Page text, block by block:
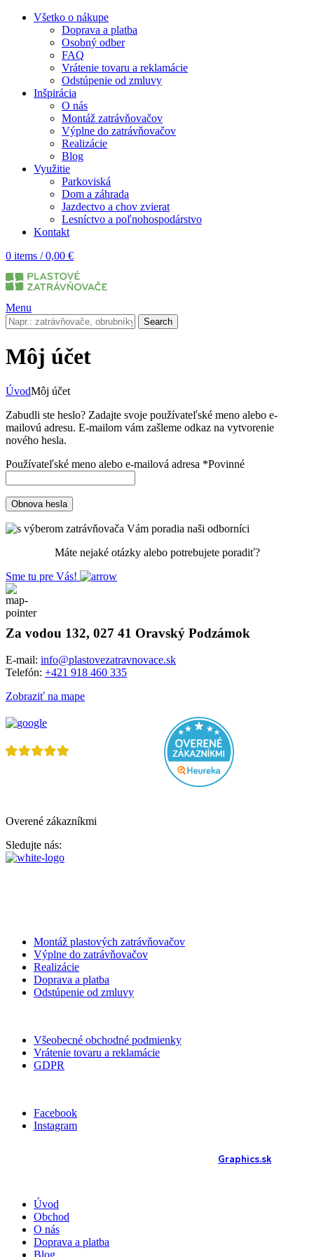
Všetko o nákupe
Doprava a platba
Osobný odber
FAQ
Vrátenie tovaru a reklamácie
Odstúpenie od zmluvy
Inšpirácia
O nás
Montáž zatrávňovačov
Výplne do zatrávňovačov
Realizácie
Blog
Využitie
Parkoviská
Dom a záhrada
Jazdectvo a chov zvierat
Lesníctvo a poľnohospodárstvo
Kontakt
0 items / 0,00 €
Menu
Search
Môj účet
ÚvodMôj účet
Zabudli ste heslo? Zadajte svoje používateľské meno alebo e-
mailovú adresu. E-mailom vám zašleme odkaz na vytvorenie
nového hesla.
Používateľské meno alebo e-mailová adresa *Povinné
Obnova hesla
Máte nejaké otázky alebo potrebujete poradiť?
Sme tu pre Vás!
Za vodou 132, 027 41 Oravský Podzámok
E-mail: info@plastovezatravnovace.sk
Telefón: +421 918 460 335
Zobraziť na mape
Overené zákazníkmi
Sledujte nás:
Montáž plastových zatrávňovačov
Výplne do zatrávňovačov
Realizácie
Doprava a platba
Odstúpenie od zmluvy
Všeobecné obchodné podmienky
Vrátenie tovaru a reklamácie
GDPR
Facebook
Instagram
Graphics.sk
Úvod
Obchod
O nás
Doprava a platba